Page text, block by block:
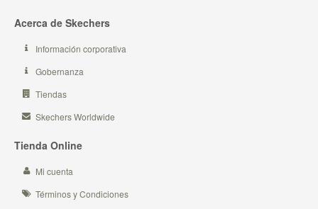
Acerca de Skechers
Información corporativa
Gobernanza
Tiendas
Skechers Worldwide
Tienda Online
Mi cuenta
Términos y Condiciones